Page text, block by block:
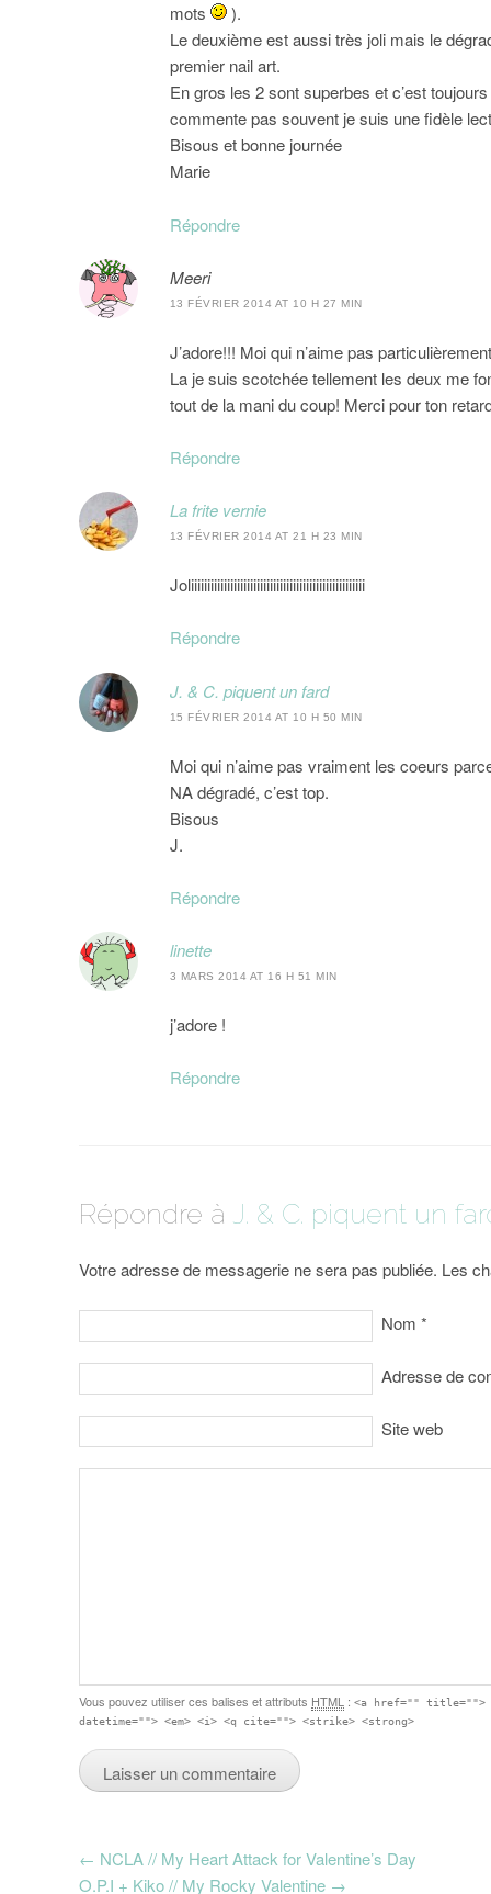
mots
).
Le deuxième est aussi très joli mais le
premier nail art.
En gros les 2 sont superbes et c’est
commente pas souvent je suis une fidèle
Bisous et bonne journée
Marie
Répondre
Meeri
13 FÉVRIER 2014 AT 10 H 27 MIN
J’adore!!! Moi qui n’aime pas
La je suis scotchée tellement les deux me
tout de la mani du coup! Merci pour ton
Répondre
La frite vernie
13 FÉVRIER 2014 AT 21 H 23 MIN
Joliiiiiiiiiiiiiiiiiiiiiiiiiiiiiiiiiiiiiiiiiiiiiiiiiiiii
Répondre
J. & C. piquent un fard
15 FÉVRIER 2014 AT 10 H 50 MIN
Moi qui n’aime pas vraiment les coeurs
NA dégradé, c’est top.
Bisous
J.
Répondre
linette
3 MARS 2014 AT 16 H 51 MIN
j’adore !
Répondre
Répondre à J. & C. piquent un
Votre adresse de messagerie ne sera pas publiée. Les
Nom *
Adresse de
Site web
Vous pouvez utiliser ces balises et attributs HTML :<a href="" title="">
datetime=""> <em> <i> <q cite=""> <strike> <strong>
Post navigation
← NCLA // My Heart Attack for Valentine’s Day
O.P.I + Kiko // My Rocky Valentine →